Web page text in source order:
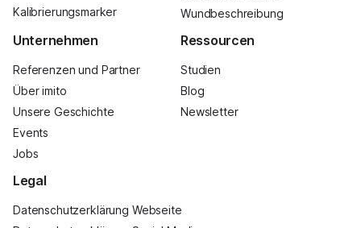
Kalibrierungsmarker
Wundbeschreibung
Unternehmen
Referenzen und Partner
Über imito
Unsere Geschichte
Events
Jobs
Ressourcen
Studien
Blog
Newsletter
Legal
Datenschutzerklärung Webseite